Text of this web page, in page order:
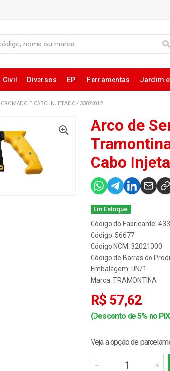
Diversos EPI Ferramentas Jardim
E CABO INJETADO 43302/012
Arco de
Cabo
Em Estoque
Código do Fabricante:
Código: 56677
Código NCM: 82021000
Código de Barras do
Embalagem: UN/1
Marca: TRAMONTINA
R$ 57,62
(Desconto de 5% no
Veja a opção de